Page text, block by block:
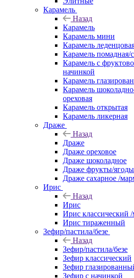
Карамель
Назад
Карамель
Карамель мини
Карамель
Карамель помадная/
Карамель с
начинкой
Карамель
Карамель
ореховая
Карамель открытая
Карамель ликерная
Драже
Назад
Драже
Драже ореховое
Драже шоколадное
Драже фрукты/
Драже сахарное /
Ирис
Назад
Ирис
Ирис классический
Ирис тираженный
Зефир/пастила/безе
Назад
Зефир/пастила/безе
Зефир классический
Зефир
Зефир с начинкой